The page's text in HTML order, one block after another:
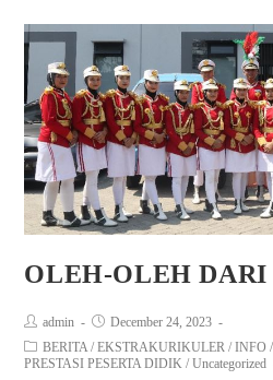
OLEH-OLEH DARI
admin
December 24, 2023
BERITA / EKSTRAKURIKULER / INFO /
PRESTASI PESERTA DIDIK / Uncategorized